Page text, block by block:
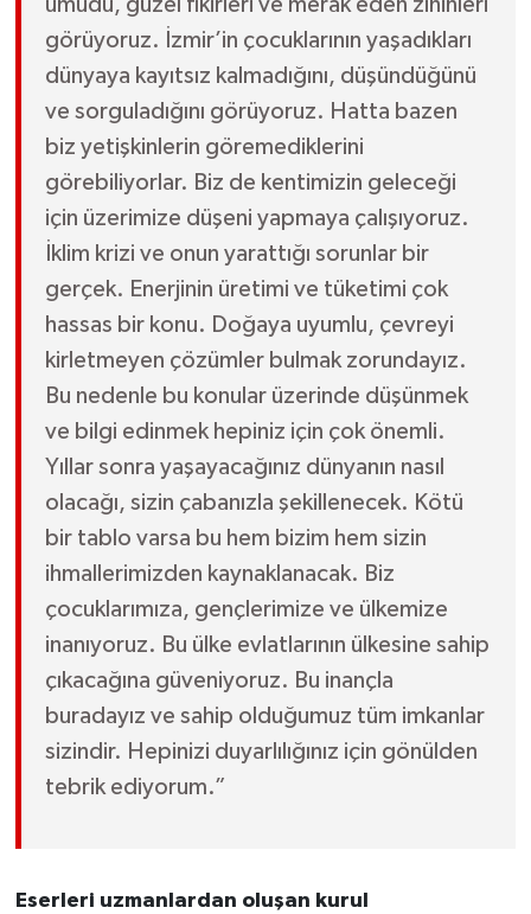
umudu, güzel fikirleri ve merak eden zihinleri
görüyoruz. İzmir’in çocuklarının yaşadıkları
dünyaya kayıtsız kalmadığını, düşündüğünü
ve sorguladığını görüyoruz. Hatta bazen
biz yetişkinlerin göremediklerini
görebiliyorlar. Biz de kentimizin geleceği
için üzerimize düşeni yapmaya çalışıyoruz.
İklim krizi ve onun yarattığı sorunlar bir
gerçek. Enerjinin üretimi ve tüketimi çok
hassas bir konu. Doğaya uyumlu, çevreyi
kirletmeyen çözümler bulmak zorundayız.
Bu nedenle bu konular üzerinde düşünmek
ve bilgi edinmek hepiniz için çok önemli.
Yıllar sonra yaşayacağınız dünyanın nasıl
olacağı, sizin çabanızla şekillenecek. Kötü
bir tablo varsa bu hem bizim hem sizin
ihmallerimizden kaynaklanacak. Biz
çocuklarımıza, gençlerimize ve ülkemize
inanıyoruz. Bu ülke evlatlarının ülkesine sahip
çıkacağına güveniyoruz. Bu inançla
buradayız ve sahip olduğumuz tüm imkanlar
sizindir. Hepinizi duyarlılığınız için gönülden
tebrik ediyorum.”
Eserleri uzmanlardan oluşan kurul